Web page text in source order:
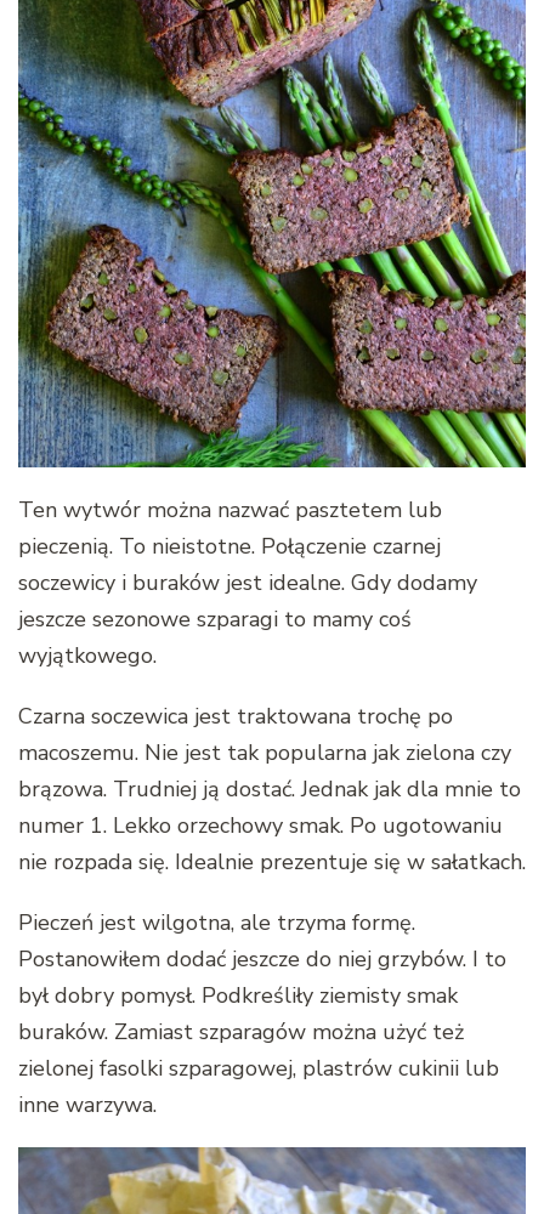
Ten wytwór można nazwać pasztetem lub
pieczenią. To nieistotne. Połączenie czarnej
soczewicy i buraków jest idealne. Gdy dodamy
jeszcze sezonowe szparagi to mamy coś
wyjątkowego.
Czarna soczewica jest traktowana trochę po
macoszemu. Nie jest tak popularna jak zielona czy
brązowa. Trudniej ją dostać. Jednak jak dla mnie to
numer 1. Lekko orzechowy smak. Po ugotowaniu
nie rozpada się. Idealnie prezentuje się w sałatkach.
Pieczeń jest wilgotna, ale trzyma formę.
Postanowiłem dodać jeszcze do niej grzybów. I to
był dobry pomysł. Podkreśliły ziemisty smak
buraków. Zamiast szparagów można użyć też
zielonej fasolki szparagowej, plastrów cukinii lub
inne warzywa.